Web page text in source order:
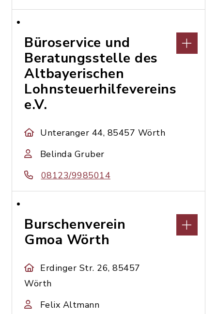
Büroservice und
Beratungsstelle des
Altbayerischen
Lohnsteuerhilfevereins
e.V.
Unteranger 44, 85457 Wörth
Belinda Gruber
08123/9985014
Burschenverein
Gmoa Wörth
Erdinger Str. 26, 85457
Wörth
Felix Altmann